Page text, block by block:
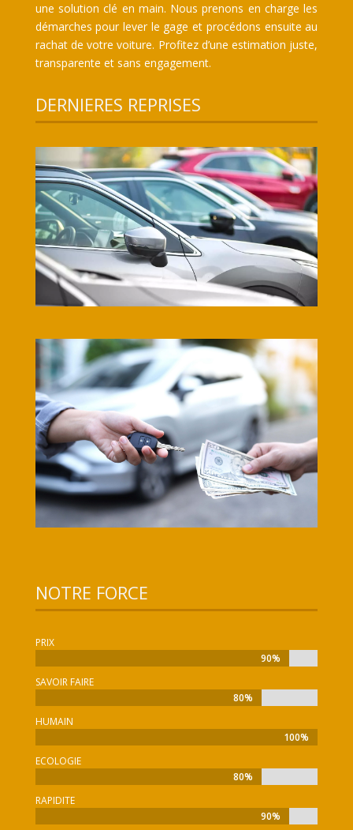
une solution clé en main. Nous prenons en charge les
démarches pour lever le gage et procédons ensuite au
rachat de votre voiture. Profitez d’une estimation juste,
transparente et sans engagement.
DERNIERES REPRISES
NOTRE FORCE
PRIX
90%
90%
SAVOIR FAIRE
80%
80%
HUMAIN
100%
100%
ECOLOGIE
80%
80%
RAPIDITE
90%
90%